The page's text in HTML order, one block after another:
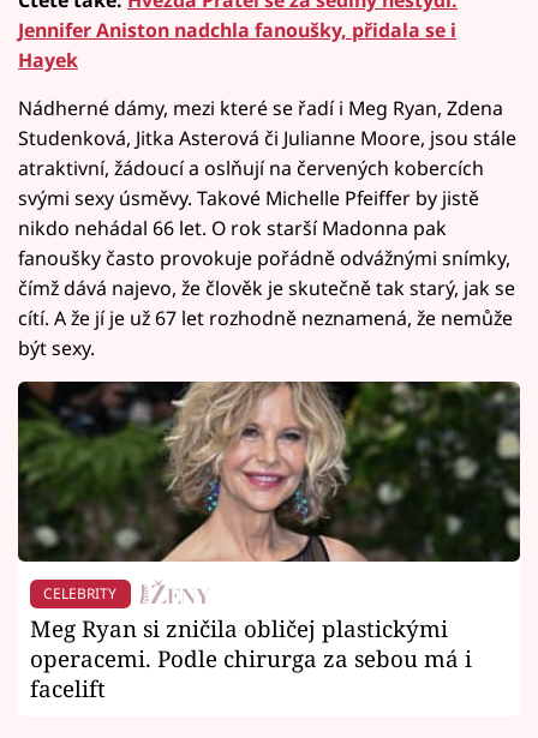
Jennifer Aniston nadchla fanoušky, přidala se i
Hayek
Nádherné dámy, mezi které se řadí i Meg Ryan, Zdena
Studenková, Jitka Asterová či Julianne Moore, jsou stále
atraktivní, žádoucí a oslňují na červených kobercích
svými sexy úsměvy. Takové Michelle Pfeiffer by jistě
nikdo nehádal 66 let. O rok starší Madonna pak
fanoušky často provokuje pořádně odvážnými snímky,
čímž dává najevo, že člověk je skutečně tak starý, jak se
cítí. A že jí je už 67 let rozhodně neznamená, že nemůže
být sexy.
CELEBRITY
Meg Ryan si zničila obličej plastickými
operacemi. Podle chirurga za sebou má i
facelift